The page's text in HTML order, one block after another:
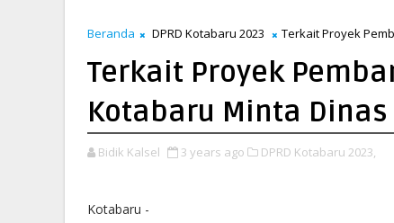
Beranda DPRD Kotabaru 2023 Terkait Proyek
Terkait Proyek
Kotabaru Minta
Bidik Kalsel 3 years ago DPRD Kotabaru 2023,
Kotabaru -